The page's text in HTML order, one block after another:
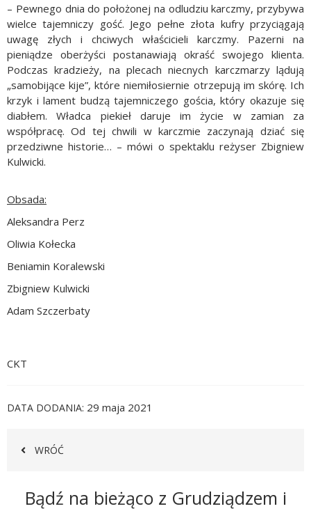
– Pewnego dnia do położonej na odludziu karczmy, przybywa
wielce tajemniczy gość. Jego pełne złota kufry przyciągają
uwagę złych i chciwych właścicieli karczmy. Pazerni na
pieniądze oberżyści postanawiają okraść swojego klienta.
Podczas kradzieży, na plecach niecnych karczmarzy lądują
„samobijące kije”, które niemiłosiernie otrzepują im skórę. Ich
krzyk i lament budzą tajemniczego gościa, który okazuje się
diabłem. Władca piekieł daruje im życie w zamian za
współpracę. Od tej chwili w karczmie zaczynają dziać się
przedziwne historie… – mówi o spektaklu reżyser Zbigniew
Kulwicki.
Obsada:
Aleksandra Perz
Oliwia Kołecka
Beniamin Koralewski
Zbigniew Kulwicki
Adam Szczerbaty
CKT
DATA DODANIA 29 maja 2021
WRÓĆ
Newsletter
Bądź na bieżąco z Grudziądzem i